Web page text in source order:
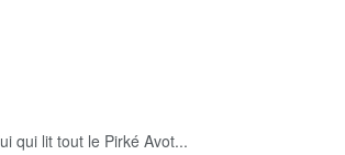
qui lit tout le Pirké Avot...